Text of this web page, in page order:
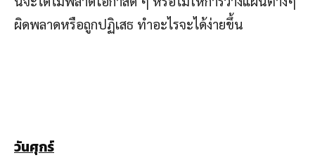
ผิดพลาดหรือถูกปฏิเสธ ทำอะไรจะได้ง่ายขึ้น
วันศุกร์